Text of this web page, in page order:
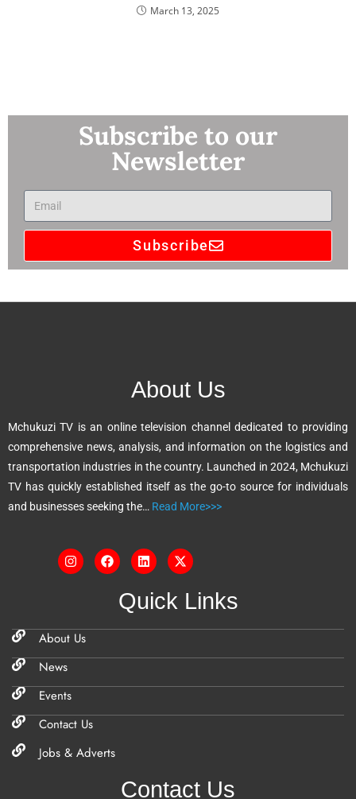
March 13, 2025
Subscribe to our
Newsletter
Subscribe
A
i
v
e
:
About Us
Mchukuzi TV is an online television channel dedicated to providing
comprehensive news, analysis, and information on the logistics and
transportation industries in the country. Launched in 2024, Mchukuzi
TV has quickly established itself as the go-to source for individuals
and businesses seeking the… Read More>>>
Quick Links
About Us
News
Events
Contact Us
Jobs & Adverts
Contact Us